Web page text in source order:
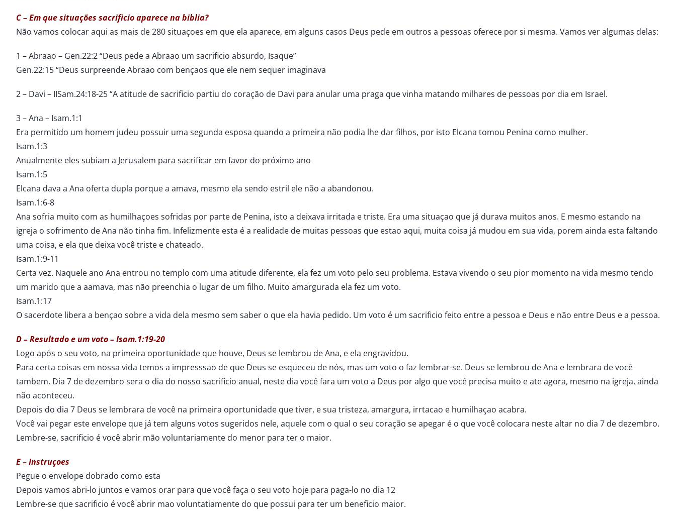
C – Em que situações sacrificio aparece na biblia?
Não vamos colocar aqui as mais de 280 situaçoes em que ela aparece, em alguns casos Deus pede em outros a pessoas oferece por si mesma. Vamos ver algumas delas:
1 – Abraao – Gen.22:2 “Deus pede a Abraao um sacrificio absurdo, Isaque”
Gen.22:15 “Deus surpreende Abraao com bençaos que ele nem sequer imaginava
2 – Davi – IISam.24:18-25 “A atitude de sacrificio partiu do coração de Davi para anular uma praga que vinha matando milhares de pessoas por dia em Israel.
3 – Ana – Isam.1:1
Era permitido um homem judeu possuir uma segunda esposa quando a primeira não podia lhe dar filhos, por isto Elcana tomou Penina como mulher.
Isam.1:3
Anualmente eles subiam a Jerusalem para sacrificar em favor do próximo ano
Isam.1:5
Elcana dava a Ana oferta dupla porque a amava, mesmo ela sendo estril ele não a abandonou.
Isam.1:6-8
Ana sofria muito com as humilhaçoes sofridas por parte de Penina, isto a deixava irritada e triste. Era uma situaçao que já durava muitos anos. E mesmo estando na
igreja o sofrimento de Ana não tinha fim. Infelizmente esta é a realidade de muitas pessoas que estao aqui, muita coisa já mudou em sua vida, porem ainda esta faltando
uma coisa, e ela que deixa você triste e chateado.
Isam.1:9-11
Certa vez. Naquele ano Ana entrou no templo com uma atitude diferente, ela fez um voto pelo seu problema. Estava vivendo o seu pior momento na vida mesmo tendo
um marido que a aamava, mas não preenchia o lugar de um filho. Muito amargurada ela fez um voto.
Isam.1:17
O sacerdote libera a bençao sobre a vida dela mesmo sem saber o que ela havia pedido. Um voto é um sacrificio feito entre a pessoa e Deus e não entre Deus e a pessoa.
D – Resultado e um voto – Isam.1:19-20
Logo após o seu voto, na primeira oportunidade que houve, Deus se lembrou de Ana, e ela engravidou.
Para certa coisas em nossa vida temos a impresssao de que Deus se esqueceu de nós, mas um voto o faz lembrar-se. Deus se lembrou de Ana e lembrara de você
tambem. Dia 7 de dezembro sera o dia do nosso sacrificio anual, neste dia você fara um voto a Deus por algo que você precisa muito e ate agora, mesmo na igreja, ainda
não aconteceu.
Depois do dia 7 Deus se lembrara de você na primeira oportunidade que tiver, e sua tristeza, amargura, irrtacao e humilhaçao acabra.
Você vai pegar este envelope que já tem alguns votos sugeridos nele, aquele com o qual o seu coração se apegar é o que você colocara neste altar no dia 7 de dezembro.
Lembre-se, sacrificio é você abrir mão voluntariamente do menor para ter o maior.
E – Instruçoes
Pegue o envelope dobrado como esta
Depois vamos abri-lo juntos e vamos orar para que você faça o seu voto hoje para paga-lo no dia 12
Lembre-se que sacrificio é você abrir mao voluntatiamente do que possui para ter um beneficio maior.